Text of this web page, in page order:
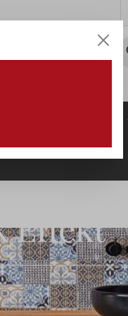
Effekt